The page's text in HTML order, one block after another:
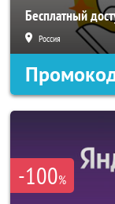
Бесплатный
Россия
-100%